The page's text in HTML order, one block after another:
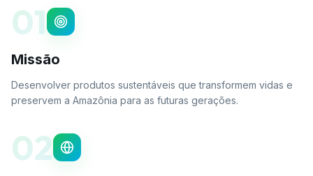
01
Missão
Desenvolver produtos sustentáveis que transformem vidas e
preservem a Amazônia para as futuras gerações.
02